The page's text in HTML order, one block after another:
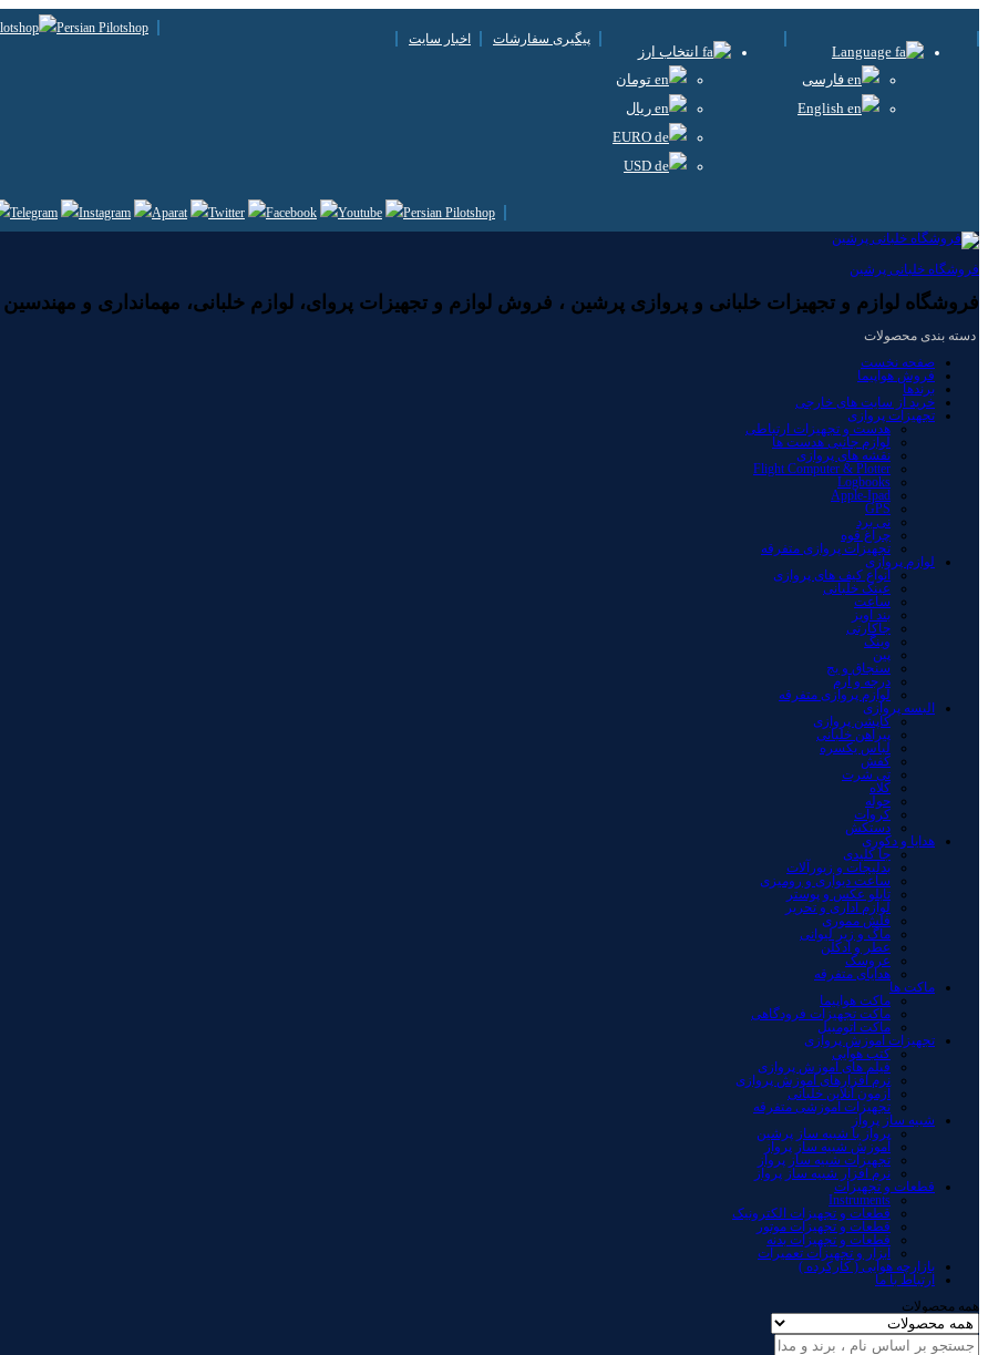
فارسی
انتخاب ارز
تومان
ریال
پیگیری سفارشات اخبار سایت
فروشگاه خلبانی پرشین
فروشگاه لوازم و تجهیزات خلبانی و پروازی پرشین ، فروش لوازم و تجهیزات پروای، لوازم خلبانی، مهمانداری و مهندسین
دسته بندی محصولات
صفحه نخست
فروش هواپیما
برندها
خرید از سایت های خارجی
تجهیزات پروازی
هدست و تجهیزات ارتباطی
لوازم جانبی هدست ها
نقشه های پروازی
Flight Computer & Plotter
Logbooks
Apple-Ipad
GPS
نی برد
چراغ قوه
تجهیزات پروازی متفرقه
لوازم پروازی
انواع کیف های پروازی
عینک خلبانی
ساعت
بند آویز
جاکارتی
وینگ
پین
سنجاق و بج
درجه و آرم
لوازم پروازی متفرقه
البسه پروازی
کاپشن پروازی
پیراهن خلبانی
لباس یکسره
کفش
تی شرت
کلاه
حوله
کروات
دستکش
هدایا و دکوری
جا کلیدی
بدلیجات و زیورآلات
ساعت دیواری و رومیزی
تابلو عکس و پوستر
لوازم اداری و تحریر
فلش مموری
ماگ و زیر لیوانی
عطر و ادکلن
عروسک
هدایای متفرقه
ماکت ها
ماکت هواپیما
ماکت تجهیزات فرودگاهی
ماکت اتومبیل
تجهیزات آموزش پروازی
کتب هوایی
فیلم های آموزش پروازی
نرم افزارهای آموزش پروازی
آزمون آنلاین خلبانی
تجهیزات آموزشی متفرقه
شبیه ساز پرواز
پرواز با شبیه ساز پرشین
آموزش شبیه ساز پرواز
تجهیزات شبیه ساز پرواز
نرم افزار شبیه ساز پرواز
قطعات و تجهیزات
Instruments
قطعات و تجهیزات الکترونیک
قطعات و تجهیزات موتور
قطعات و تجهیزات بدنه
ابزار و تجهیزات تعمیرات
بازارچه هوایی ( کارکرده )
ارتباط با ما
همه محصولات